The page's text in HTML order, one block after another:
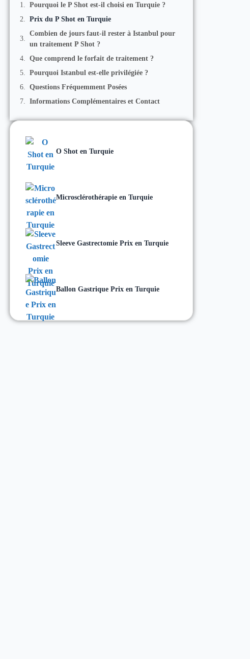
Pourquoi le P Shot est-il choisi en Turquie ?
Prix du P Shot en Turquie
Combien de jours faut-il rester à Istanbul pour
un traitement P Shot ?
Que comprend le forfait de traitement ?
Pourquoi Istanbul est-elle privilégiée ?
Questions Fréquemment Posées
Informations Complémentaires et Contact
O Shot en Turquie
Microsclérothérapie en Turquie
Sleeve Gastrectomie Prix en Turquie
Ballon Gastrique Prix en Turquie